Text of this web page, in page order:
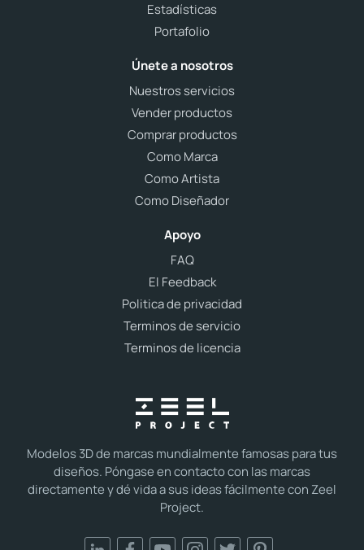
Modelos 3D de marcas mundialmente famosas para tus
diseños. Póngase en contacto con las marcas
directamente y dé vida a sus ideas fácilmente con Zeel
Project.
Estadísticas
Portafolio
Únete a nosotros
Nuestros servicios
Vender productos
Comprar productos
Como Marca
Como Artista
Como Diseñador
Apoyo
FAQ
El Feedback
Politica de privacidad
Terminos de servicio
Terminos de licencia